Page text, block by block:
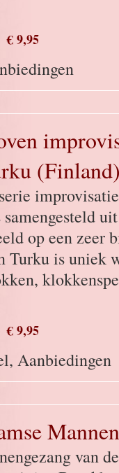
€ 9,95
op een
Turku is uniek
€ 9,95
Aanbiedingen
van